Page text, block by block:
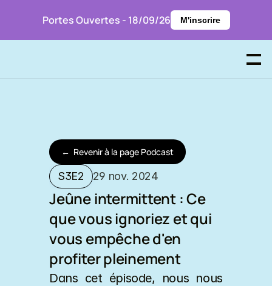
Portes Ouvertes - 18/09/26 M'inscrire
← Revenirà la page Podcast
S3E2 29 nov. 2024
Jeûne intermittent : Ce
que vous ignoriez et qui
vous empêche d'en
profiter pleinement
Dans cet épisode, nous nous